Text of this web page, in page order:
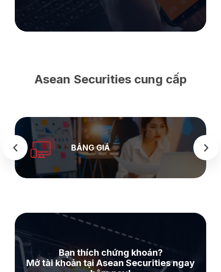
Asean Securities cung cấp
BẢNG GIÁ
Bạn thích chứng khoán?
Mở tài khoản tại Asean Securities ngay